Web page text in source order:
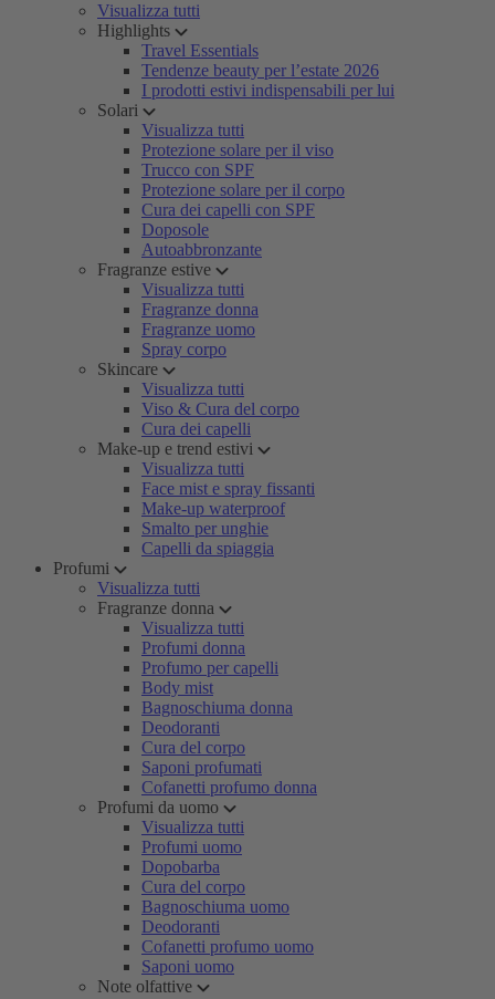
Visualizza tutti
Highlights
Travel Essentials
Tendenze beauty per l’estate 2026
I prodotti estivi indispensabili per lui
Solari
Visualizza tutti
Protezione solare per il viso
Trucco con SPF
Protezione solare per il corpo
Cura dei capelli con SPF
Doposole
Autoabbronzante
Fragranze estive
Visualizza tutti
Fragranze donna
Fragranze uomo
Spray corpo
Skincare
Visualizza tutti
Viso & Cura del corpo
Cura dei capelli
Make-up e trend estivi
Visualizza tutti
Face mist e spray fissanti
Make-up waterproof
Smalto per unghie
Capelli da spiaggia
Profumi
Visualizza tutti
Fragranze donna
Visualizza tutti
Profumi donna
Profumo per capelli
Body mist
Bagnoschiuma donna
Deodoranti
Cura del corpo
Saponi profumati
Cofanetti profumo donna
Profumi da uomo
Visualizza tutti
Profumi uomo
Dopobarba
Cura del corpo
Bagnoschiuma uomo
Deodoranti
Cofanetti profumo uomo
Saponi uomo
Note olfattive